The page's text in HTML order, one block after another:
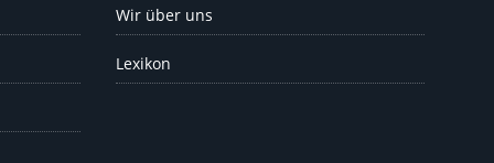
Wir über uns
Lexikon